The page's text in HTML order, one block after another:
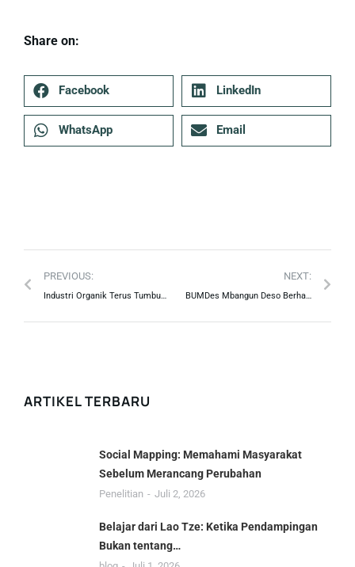
Share on:
Facebook LinkedIn
WhatsApp Email
PREVIOUS:
Industri Organik Terus Tumbuh, Arto Biantoro Tekankan Pentingnya Sebuah Branding
NEXT:
BUMDes Mbangun Deso Berhasil Kembangkan Wisata Edupark
ARTIKEL TERBARU
Social Mapping: Memahami Masyarakat
Sebelum Merancang Perubahan
Penelitian Juli 2, 2026
Belajar dari Lao Tze: Ketika Pendampingan
Bukan tentang…